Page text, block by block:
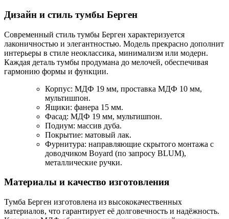
Дизайн и стиль тумбы Берген
Современный стиль тумбы Берген характеризуется
лаконичностью и элегантностью. Модель прекрасно дополнит
интерьеры в стиле неоклассика, минимализм или модерн.
Каждая деталь тумбы продумана до мелочей, обеспечивая
гармонию формы и функции.
Корпус: МДФ 19 мм, проставка МДФ 10 мм,
мультишпон.
Ящики: фанера 15 мм.
Фасад: МДФ 19 мм, мультишпон.
Подиум: массив дуба.
Покрытие: матовый лак.
Фурнитура: направляющие скрытого монтажа с
доводчиком Boyard (по запросу BLUM),
металлические ручки.
Материалы и качество изготовления
Тумба Берген изготовлена из высококачественных
материалов, что гарантирует её долговечность и надёжность.